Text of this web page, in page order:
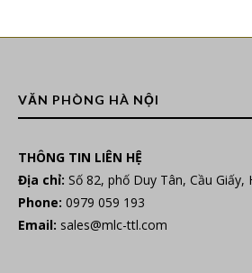
VĂN PHÒNG HÀ NỘI
THÔNG TIN LIÊN HỆ
Địa chỉ: Số 82, phố Duy Tân, Cầu Giấy,
Phone: 0979 059 193
Email: sales@mlc-ttl.com